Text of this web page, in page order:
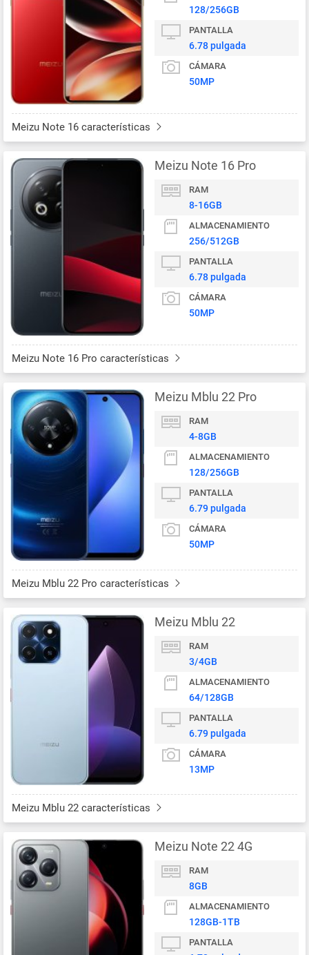
128/256GB
PANTALLA
6.78 pulgada
CÁMARA
50MP
Meizu Note 16 características
Meizu Note 16 Pro
RAM
8-16GB
ALMACENAMIENTO
256/512GB
PANTALLA
6.78 pulgada
CÁMARA
50MP
Meizu Note 16 Pro características
Meizu Mblu 22 Pro
RAM
4-8GB
ALMACENAMIENTO
128/256GB
PANTALLA
6.79 pulgada
CÁMARA
50MP
Meizu Mblu 22 Pro características
Meizu Mblu 22
RAM
3/4GB
ALMACENAMIENTO
64/128GB
PANTALLA
6.79 pulgada
CÁMARA
13MP
Meizu Mblu 22 características
Meizu Note 22 4G
RAM
8GB
ALMACENAMIENTO
128GB-1TB
PANTALLA